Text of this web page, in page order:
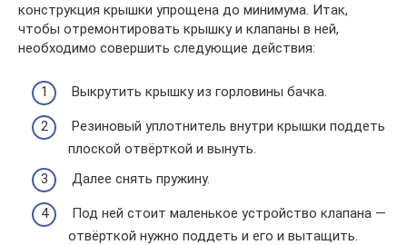
конструкция крышки упрощена до минимума. Итак,
чтобы отремонтировать крышку и клапаны в ней,
необходимо совершить следующие действия:
Выкрутить крышку из горловины бачка.
Резиновый уплотнитель внутри крышки поддеть
плоской отвёрткой и вынуть.
Далее снять пружину.
Под ней стоит маленькое устройство клапана —
отвёрткой нужно поддеть и его и вытащить.